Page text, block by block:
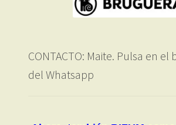
CONTACTO: Maite. Pulsa en
del Whatsapp